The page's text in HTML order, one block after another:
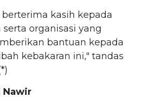
kasih kepada
organisasi yang
bantuan kepada
kebakaran ini," tandas
Nawir